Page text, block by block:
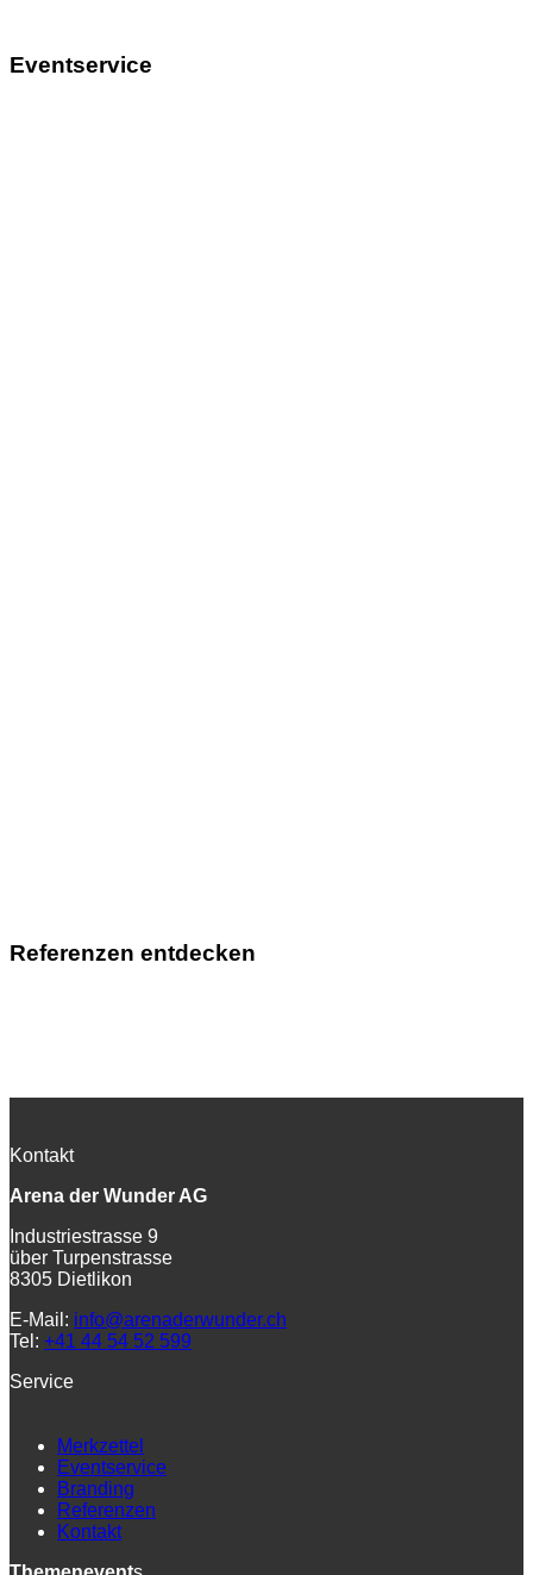
Eventservice
Referenzen entdecken
Kontakt
Arena der Wunder AG
Industriestrasse 9
über Turpenstrasse
8305 Dietlikon
E-Mail: info@arenaderwunder.ch
Tel: +41 44 54 52 599
Service
Merkzettel
Eventservice
Branding
Referenzen
Kontakt